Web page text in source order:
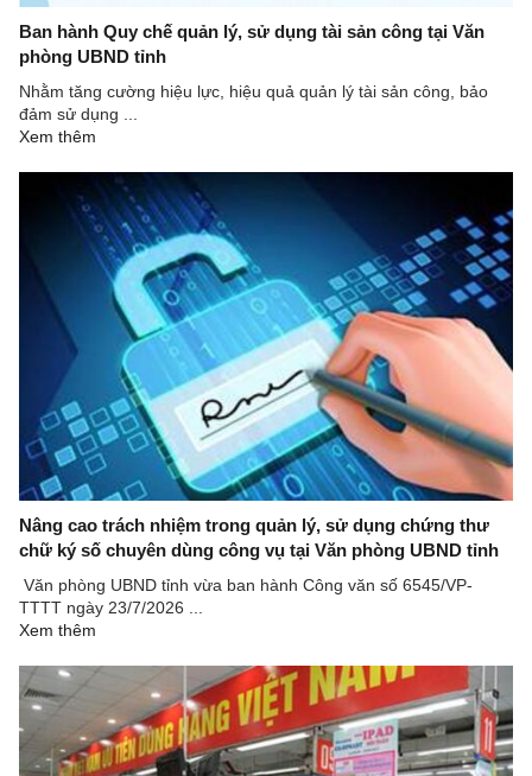
Ban hành Quy chế quản lý, sử dụng tài sản công tại Văn
phòng UBND tỉnh
Nhằm tăng cường hiệu lực, hiệu quả quản lý tài sản công, bảo
đảm sử dụng ...
Xem thêm
Nâng cao trách nhiệm trong quản lý, sử dụng chứng thư
chữ ký số chuyên dùng công vụ tại Văn phòng UBND tỉnh
Văn phòng UBND tỉnh vừa ban hành Công văn số 6545/VP-
TTTT ngày 23/7/2026 ...
Xem thêm